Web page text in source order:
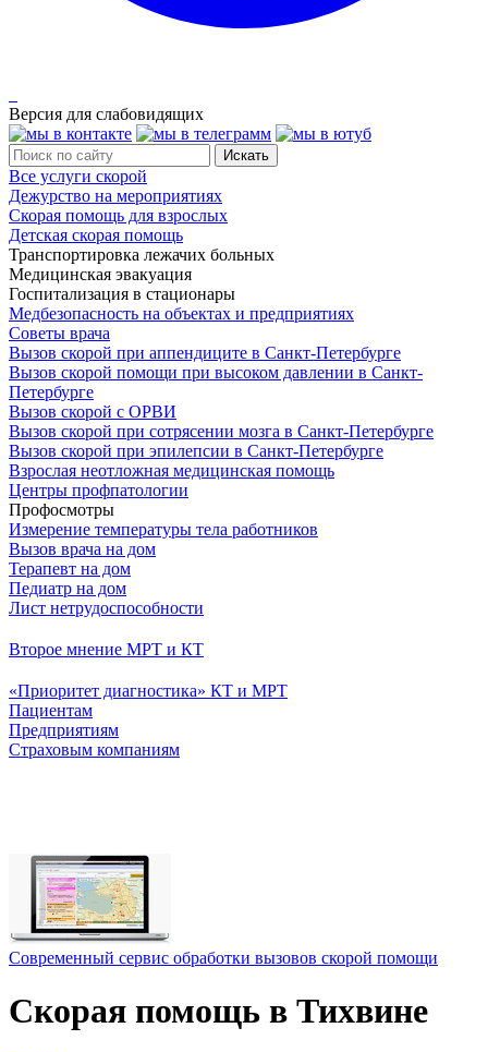
Версия для слабовидящих
Все услуги скорой
Дежурство на мероприятиях
Скорая помощь для взрослых
Детская скорая помощь
Транспортировка лежачих больных
Медицинская эвакуация
Госпитализация в стационары
Медбезопасность на объектах и предприятиях
Советы врача
Вызов скорой при аппендиците в Санкт-Петербурге
Вызов скорой помощи при высоком давлении в Санкт-
Петербурге
Вызов скорой с ОРВИ
Вызов скорой при сотрясении мозга в Санкт-Петербурге
Вызов скорой при эпилепсии в Санкт-Петербурге
Взрослая неотложная медицинская помощь
Центры профпатологии
Профосмотры
Измерение температуры тела работников
Вызов врача на дом
Терапевт на дом
Педиатр на дом
Лист нетрудоспособности
Второе мнение МРТ и КТ
«Приоритет диагностика» КТ и МРТ
Пациентам
Предприятиям
Страховым компаниям
Cовременный сервис обработки вызовов скорой помощи
Скорая помощь в Тихвине